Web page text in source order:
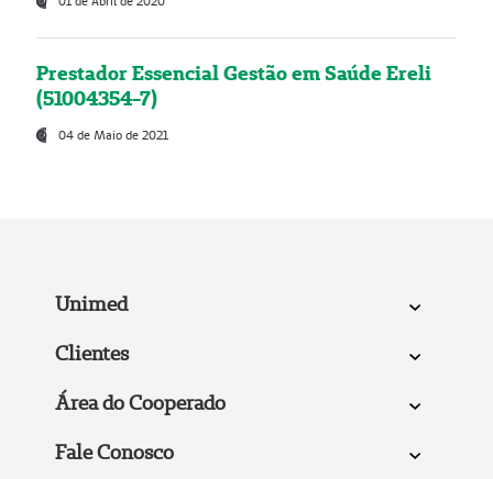
Prestador Essencial Gestão em Saúde Ereli
(51004354-7)
04 de Maio de 2021
Unimed
Clientes
Área do Cooperado
Fale Conosco